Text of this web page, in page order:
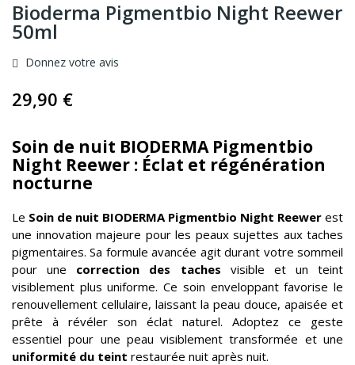
Bioderma Pigmentbio Night Reewer
50ml
Donnez votre avis
29,90 €
Soin de nuit BIODERMA Pigmentbio
Night Reewer : Éclat et régénération
nocturne
Le Soin de nuit BIODERMA Pigmentbio Night Reewer est
une innovation majeure pour les peaux sujettes aux taches
pigmentaires. Sa formule avancée agit durant votre sommeil
pour une correction des taches visible et un teint
visiblement plus uniforme. Ce soin enveloppant favorise le
renouvellement cellulaire, laissant la peau douce, apaisée et
prête à révéler son éclat naturel. Adoptez ce geste
essentiel pour une peau visiblement transformée et une
uniformité du teint restaurée nuit après nuit.